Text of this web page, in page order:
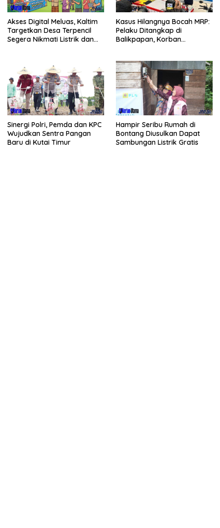
Akses Digital Meluas, Kaltim
Targetkan Desa Terpencil
Segera Nikmati Listrik dan
Kasus Hilangnya Bocah MRP:
Pelaku Ditangkap di
Balikpapan, Korban
Sinergi Polri, Pemda dan KPC
Wujudkan Sentra Pangan
Baru di Kutai Timur
Hampir Seribu Rumah di
Bontang Diusulkan Dapat
Sambungan Listrik Gratis